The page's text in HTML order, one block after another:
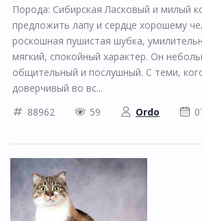
Порода: Сибирская Ласковый и милый
предложить лапу и сердце хорошему
роскошная пушистая шубка,
мягкий, спокойный характер. Он
общительный и послушный. С теми,
доверчивый во вс...
88962
59 Ordo